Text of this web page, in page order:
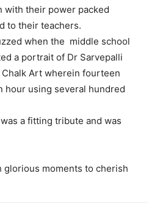
with their power packed
to their teachers.
when the middle school
a portrait of Dr Sarvepalli
Art wherein fourteen
hour using several hundred
a fitting tribute and was
glorious moments to cherish